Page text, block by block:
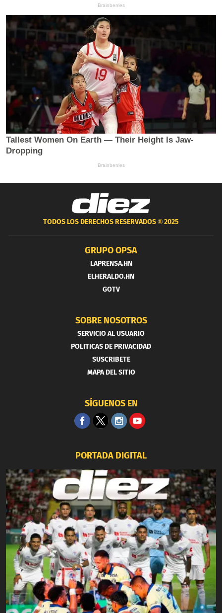
TODOS LOS DERECHOS RESERVADOS ®2025
GRUPO OPSA
LAPRENSA.HN
ELHERALDO.HN
GOTV
SOBRE NOSOTROS
SERVICIO AL USUARIO
POLITICAS DE PRIVACIDAD
SUSCRIBETE
MAPA DEL SITIO
SÍGUENOS EN
PORTADA DIGITAL